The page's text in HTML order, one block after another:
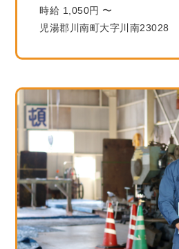
時給 1,050円 〜
児湯郡川南町大字川南23028